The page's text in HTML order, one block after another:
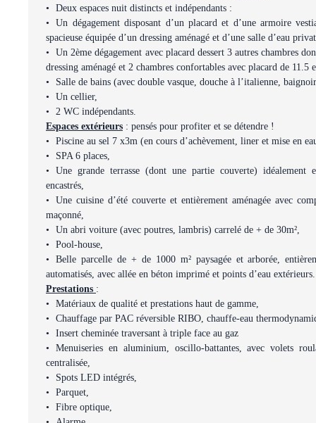
Deux espaces nuit distincts et indépendants :
Un dégagement disposant d’un placard et d’une armoire
spacieuse équipée d’un dressing aménagé et d’une salle d’eau
Un 2ème dégagement avec placard dessert 3 autres chambres
dressing aménagé et 2 chambres confortables avec placard de 11.5
Salle de bains (avec double vasque, douche à l’italienne,
Un cellier,
2 WC indépendants.
Espaces extérieurs : pensés pour profiter et se détendre !
Piscine au sel 7 x3m (en cours d’achèvement, liner et mise en
SPA 6 places,
Une grande terrasse (dont une partie couverte) idéalement
encastrés,
Une cuisine d’été couverte et entièrement aménagée avec
maçonné,
Un abri voiture (avec poutres, lambris) carrelé de + de 30m²,
Pool-house,
Belle parcelle de + de 1000 m² paysagée et arborée,
automatisés, avec allée en béton imprimé et points d’eau extérieurs.
Prestations :
Matériaux de qualité et prestations haut de gamme,
Chauffage par PAC réversible RIBO, chauffe-eau
Insert cheminée traversant à triple face au gaz
Menuiseries en aluminium, oscillo-battantes, avec volets
centralisée,
Spots LED intégrés,
Parquet,
Fibre optique,